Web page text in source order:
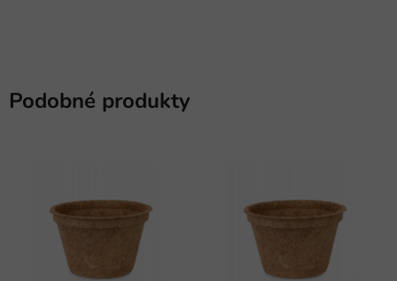
Podobné produkty